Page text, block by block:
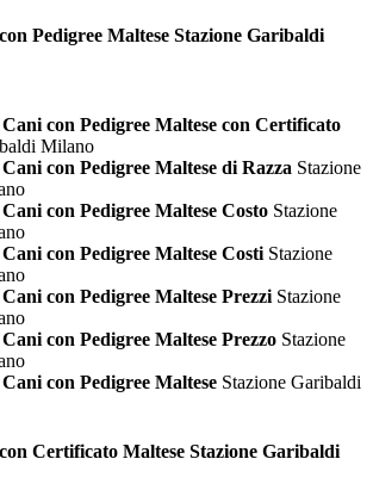
Pedigree Maltese Stazione Garibaldi
con Pedigree Maltese con Certificato
Milano
con Pedigree Maltese di Razza Stazione
con Pedigree Maltese Costo Stazione
con Pedigree Maltese Costi Stazione
con Pedigree Maltese Prezzi Stazione
con Pedigree Maltese Prezzo Stazione
con Pedigree Maltese Stazione Garibaldi
Certificato Maltese Stazione Garibaldi